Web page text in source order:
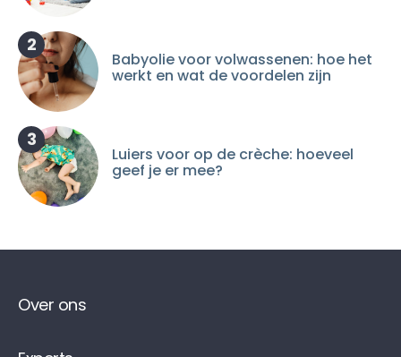
2
Babyolie voor volwassenen: hoe het
werkt en wat de voordelen zijn
3
Luiers voor op de crèche: hoeveel
geef je er mee?
Over ons